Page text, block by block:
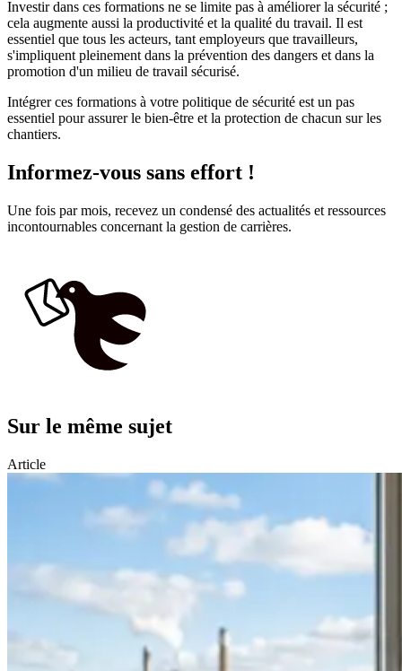
Investir dans ces formations ne se limite pas à améliorer la sécurité ;
cela augmente aussi la productivité et la qualité du travail. Il est
essentiel que tous les acteurs, tant employeurs que travailleurs,
s'impliquent pleinement dans la prévention des dangers et dans la
promotion d'un milieu de travail sécurisé.
Intégrer ces formations à votre politique de sécurité est un pas
essentiel pour assurer le bien-être et la protection de chacun sur les
chantiers.
Informez-vous sans effort !
Une fois par mois, recevez un condensé des actualités et ressources
incontournables concernant la gestion de carrières.
Sur le même sujet
Article